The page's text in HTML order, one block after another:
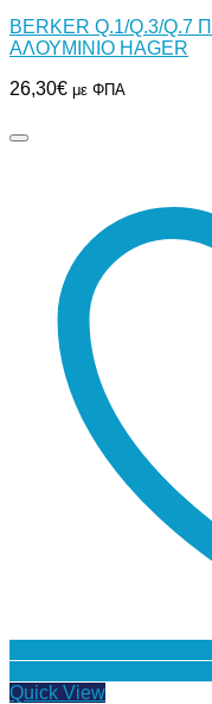
BERKER Q.1/Q.3/
ΑΛΟΥΜΙΝΙΟ HAGER
26,30€ με ΦΠΑ
Quick View